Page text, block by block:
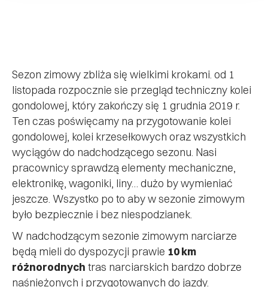
Sezon zimowy zbliża się wielkimi krokami. od 1
listopada rozpocznie sie przegląd techniczny kolei
gondolowej, który zakończy się 1 grudnia 2019 r.
Ten czas poświęcamy na przygotowanie kolei
gondolowej, kolei krzesełkowych oraz wszystkich
wyciągów do nadchodzącego sezonu. Nasi
pracownicy sprawdzą elementy mechaniczne,
elektronikę, wagoniki, liny… dużo by wymieniać
jeszcze. Wszystko po to aby w sezonie zimowym
było bezpiecznie i bez niespodzianek.
W nadchodzącym sezonie zimowym narciarze
będą mieli do dyspozycji prawie 10 km
różnorodnych tras narciarskich bardzo dobrze
naśnieżonych i przygotowanych do jazdy.